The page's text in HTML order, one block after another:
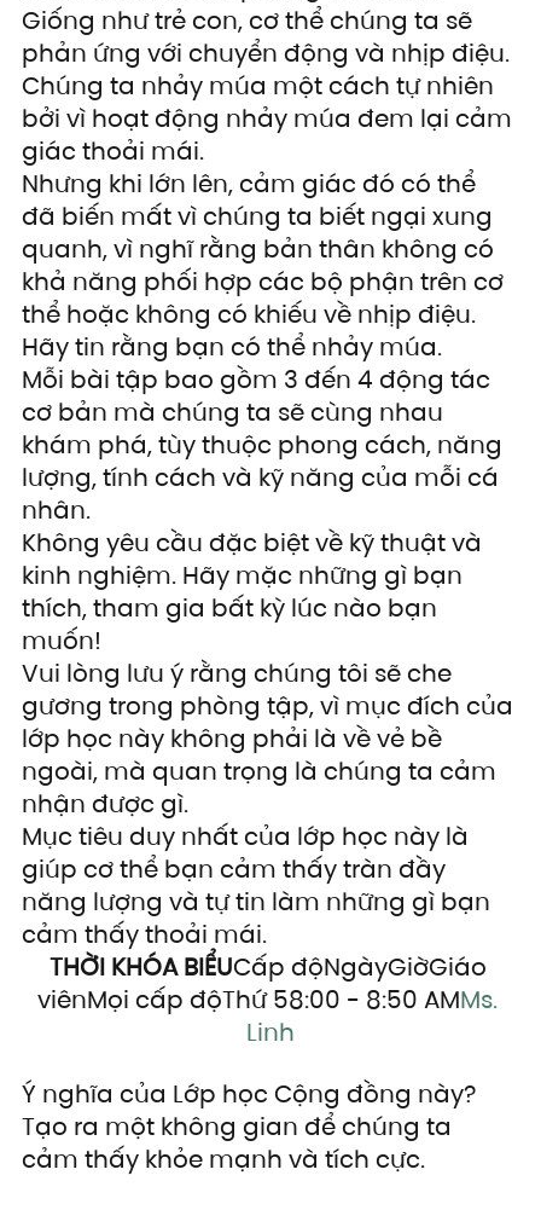
Giống như trẻ con, cơ thể chúng ta sẽ
phản ứng với chuyển động và nhịp điệu.
Chúng ta nhảy múa một cách tự nhiên
bởi vì hoạt động nhảy múa đem lại cảm
giác thoải mái.
Nhưng khi lớn lên, cảm giác đó có thể
đã biến mất vì chúng ta biết ngại xung
quanh, vì nghĩ rằng bản thân không có
khả năng phối hợp các bộ phận trên cơ
thể hoặc không có khiếu về nhịp điệu.
Hãy tin rằng bạn có thể nhảy múa.
Mỗi bài tập bao gồm 3 đến 4 động tác
cơ bản mà chúng ta sẽ cùng nhau
khám phá, tùy thuộc phong cách, năng
lượng, tính cách và kỹ năng của mỗi cá
nhân.
Không yêu cầu đặc biệt về kỹ thuật và
kinh nghiệm. Hãy mặc những gì bạn
thích, tham gia bất kỳ lúc nào bạn
muốn!
Vui lòng lưu ý rằng chúng tôi sẽ che
gương trong phòng tập, vì mục đích của
lớp học này không phải là về vẻ bề
ngoài, mà quan trọng là chúng ta cảm
nhận được gì.
Mục tiêu duy nhất của lớp học này là
giúp cơ thể bạn cảm thấy tràn đầy
năng lượng và tự tin làm những gì bạn
cảm thấy thoải mái.
THỜI KHÓA BIỂUCấp độNgàyGiờGiáo
viênMọi cấp độThứ 58:00 - 8:50 AMMs.
Linh
Ý nghĩa của Lớp học Cộng đồng này?
Tạo ra một không gian để chúng ta
cảm thấy khỏe mạnh và tích cực.